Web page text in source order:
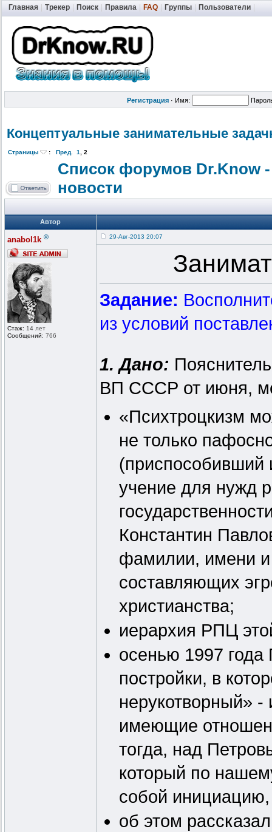
Главная Трекер Поиск Правила FAQ Группы Пользователи
Регистрация · Имя:
Концептуальные занимательные
Страницы : Пред. 1, 2
Список форумов Dr.Know
новости
Автор
anabol1k ®
Стаж: 14 лет
Сообщений: 766
29-Авг-2013 20:07
Задание:
из условий
1. Дано:
ВП СССР от июня,
«Психтроцкизм
не только
(приспособивший
учение для нужд
Константин
фамилии, имени и
составляющих
христианства;
иерархия РПЦ
осенью 1997 года
постройки, в
нерукотворный» -
имеющие
тогда, над
который по
собой инициацию,
об этом